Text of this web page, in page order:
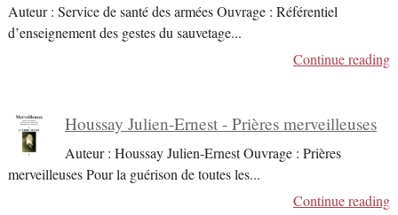
Auteur : Service de santé des armées Ouvrage : Référentiel
d’enseignement des gestes du sauvetage...
Continue reading
Houssay Julien-Ernest - Prières merveilleuses
Auteur : Houssay Julien-Ernest Ouvrage : Prières
merveilleuses Pour la guérison de toutes les...
Continue reading